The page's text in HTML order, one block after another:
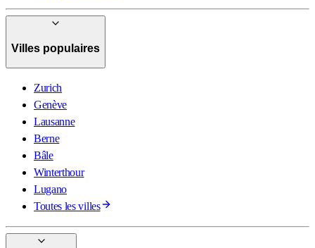
Villes populaires
Zurich
Genève
Lausanne
Berne
Bâle
Winterthour
Lugano
Toutes les villes